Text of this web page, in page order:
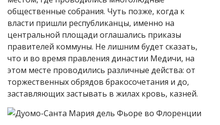
общественные собрания. Чуть позже, когда к
власти пришли республиканцы, именно на
центральной площади оглашались приказы
правителей коммуны. Не лишним будет сказать,
что и во время правления династии Медичи, на
этом месте проводились различные действа: от
торжественных обрядов бракосочетания и до,
заставляющих застывать в жилах кровь, казней.